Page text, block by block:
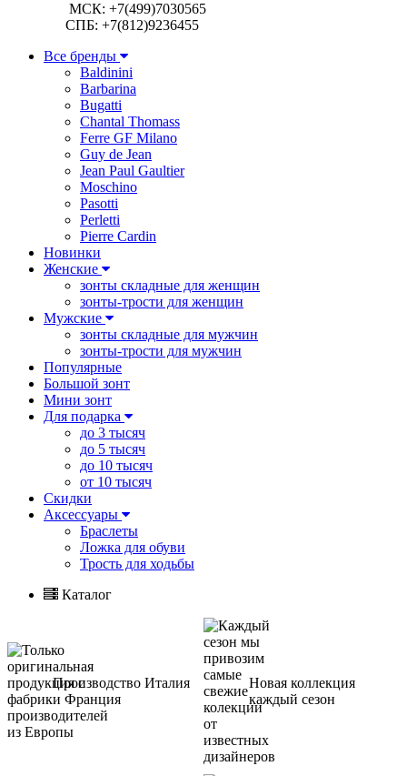
МСК: +7(499)7030565
СПБ: +7(812)9236455
Все бренды
Baldinini
Barbarina
Bugatti
Chantal Thomass
Ferre GF Milano
Guy de Jean
Jean Paul Gaultier
Moschino
Pasotti
Perletti
Pierre Cardin
Новинки
Женские
зонты складные для женщин
зонты-трости для женщин
Мужские
зонты складные для мужчин
зонты-трости для мужчин
Популярные
Большой зонт
Мини зонт
Для подарка
до 3 тысяч
до 5 тысяч
до 10 тысяч
от 10 тысяч
Скидки
Аксессуары
Браслеты
Ложка для обуви
Трость для ходьбы
Каталог
Производство Италия
и Франция
Новая коллекция
каждый сезон